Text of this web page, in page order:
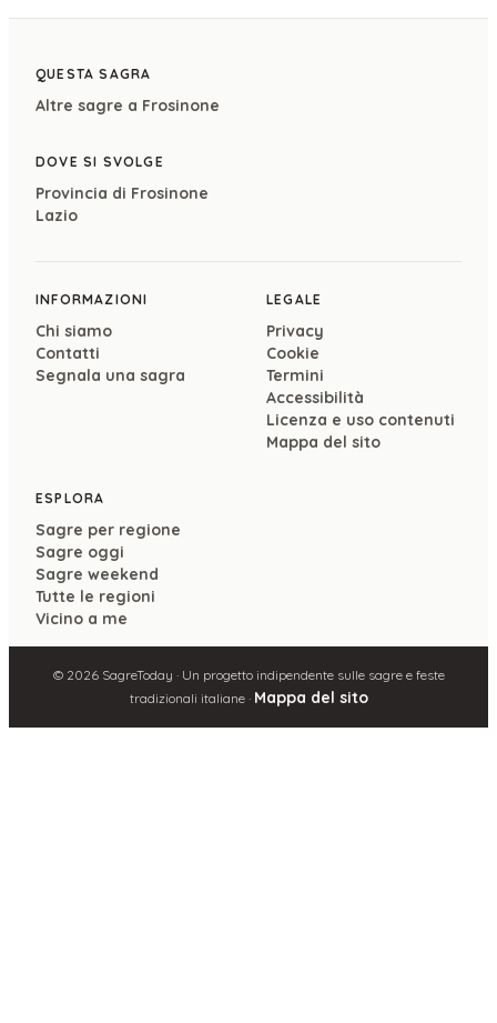
QUESTA SAGRA
Altre sagre a Frosinone
DOVE SI SVOLGE
Provincia di Frosinone
Lazio
INFORMAZIONI
Chi siamo
Contatti
Segnala una sagra
LEGALE
Privacy
Cookie
Termini
Accessibilità
Licenza e uso contenuti
Mappa del sito
ESPLORA
Sagre per regione
Sagre oggi
Sagre weekend
Tutte le regioni
Vicino a me
© 2026SagreToday · Un progetto indipendente sulle sagre e feste
tradizionali italiane · Mappa del sito